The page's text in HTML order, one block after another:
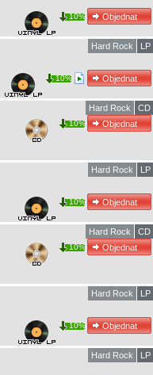
10%
LP
Hard Rock
10%
CD
Hard Rock
10%
LP
Hard Rock
10%
CD
Hard Rock
10%
LP
Hard Rock
10%
LP
Hard Rock